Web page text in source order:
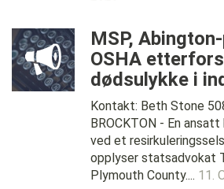
MSP,
OSHA
dødsulykke i
Kontakt: Beth Stone
BROCKTON - En
ved et
opplyser statsadvokat
Plymouth County.... 11.